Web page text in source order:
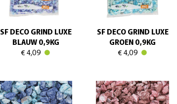
SF DECO GRIND LUXE
BLAUW 0,9KG
€ 4,09
SF DECO GRIND LUXE
GROEN 0,9KG
€ 4,09